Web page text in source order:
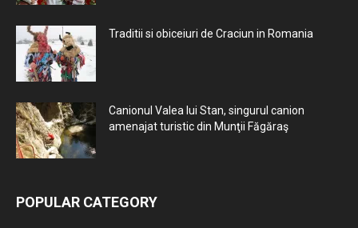
Traditii si obiceiuri de Craciun in Romania
Canionul Valea lui Stan, singurul canion
amenajat turistic din Munţii Făgăraş
POPULAR CATEGORY